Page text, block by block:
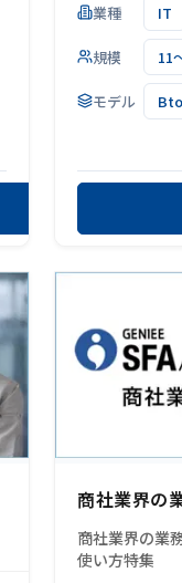
業種 IT
規模 11
モデル
商社業界の
商社業界の業
使い方特集